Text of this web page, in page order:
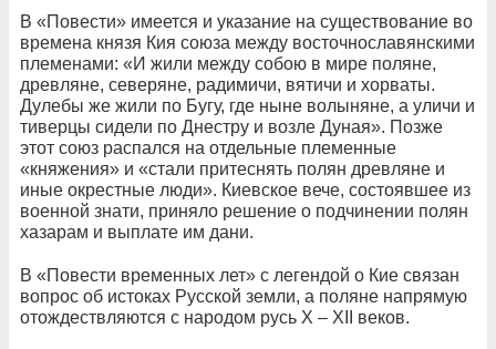
В «Повести» имеется и указание на существование во
времена князя Кия союза между восточнославянскими
племенами: «И жили между собою в мире поляне,
древляне, северяне, радимичи, вятичи и хорваты.
Дулебы же жили по Бугу, где ныне волыняне, а уличи и
тиверцы сидели по Днестру и возле Дуная». Позже
этот союз распался на отдельные племенные
«княжения» и «стали притеснять полян древляне и
иные окрестные люди». Киевское вече, состоявшее из
военной знати, приняло решение о подчинении полян
хазарам и выплате им дани.
В «Повести временных лет» с легендой о Кие связан
вопрос об истоках Русской земли, а поляне напрямую
отождествляются с народом русь X – XII веков.